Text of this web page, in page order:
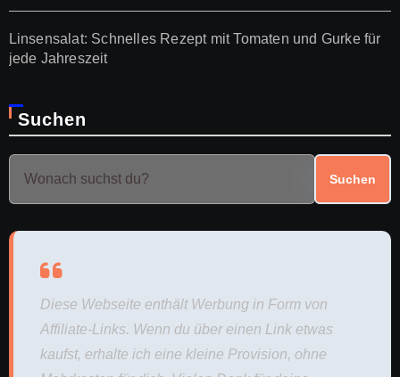
Linsensalat: Schnelles Rezept mit Tomaten und Gurke für
jede Jahreszeit
Suchen
Suchen
Diese Webseite enthält Werbung in Form von
Affiliate-Links. Wenn du über einen Link etwas
kaufst, erhalte ich eine kleine Provision, ohne